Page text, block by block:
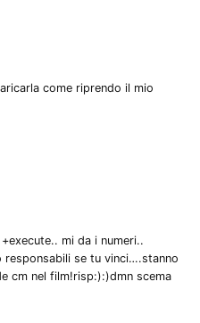
come riprendo il mio
mi da i numeri..
se tu vinci….stanno
cm nel film!risp:):)dmn scema